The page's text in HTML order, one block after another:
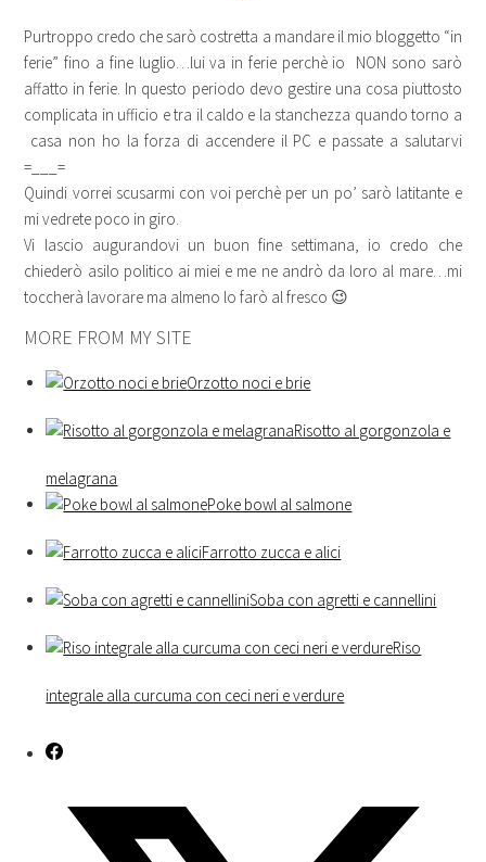
Purtroppo credo che sarò costretta a mandare il mio bloggetto “in
ferie” fino a fine luglio…lui va in ferie perchè io NON sono sarò
affatto in ferie. In questo periodo devo gestire una cosa piuttosto
complicata in ufficio e tra il caldo e la stanchezza quando torno a
casa non ho la forza di accendere il PC e passate a salutarvi
=___=
Quindi vorrei scusarmi con voi perchè per un po’ sarò latitante e
mi vedrete poco in giro.
Vi lascio augurandovi un buon fine settimana, io credo che
chiederò asilo politico ai miei e me ne andrò da loro al mare…mi
toccherà lavorare ma almeno lo farò al fresco 😉
MORE FROM MY SITE
Orzotto noci e brie
Risotto al gorgonzola e
melagrana
Poke bowl al salmone
Farrotto zucca e alici
Soba con agretti e cannellini
Riso
integrale alla curcuma con ceci neri e verdure